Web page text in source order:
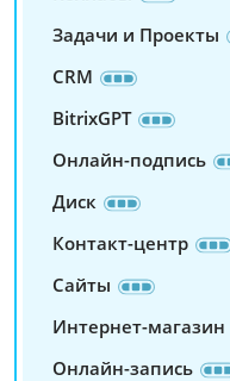
Задачи и Проекты
CRM
BitrixGPT
Онлайн-подпись
Диск
Контакт-центр
Сайты
Интернет-магазин
Онлайн-запись